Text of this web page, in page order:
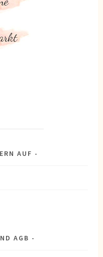
AUF
AGB